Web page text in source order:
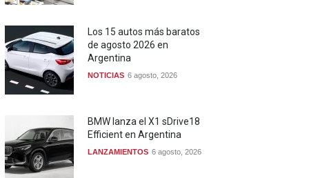
Los 15 autos más baratos
de agosto 2026 en
Argentina
NOTICIAS 6 agosto, 2026
BMW lanza el X1 sDrive18
Efficient en Argentina
LANZAMIENTOS 6 agosto, 2026